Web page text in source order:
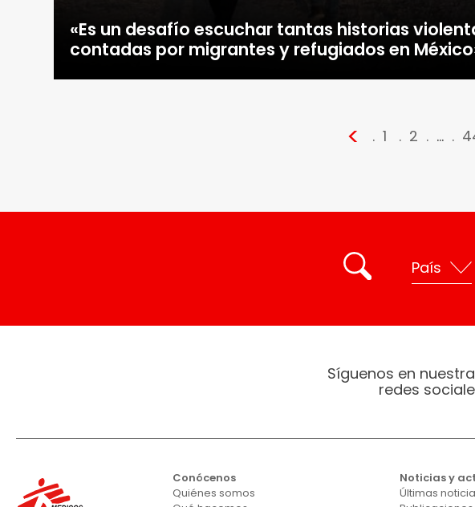
«Es un desafío escuchar tantas historias
contadas por migrantes y refugiados en
< 1 2 …
Síguenos en
redes
Conócenos
Quiénes somos
Noticias y
Últimas